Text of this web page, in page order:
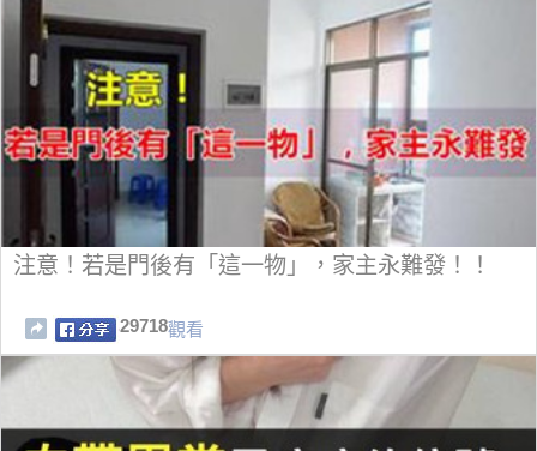
注意！若是門後有「這一物」，家主永難發！！
29718觀看